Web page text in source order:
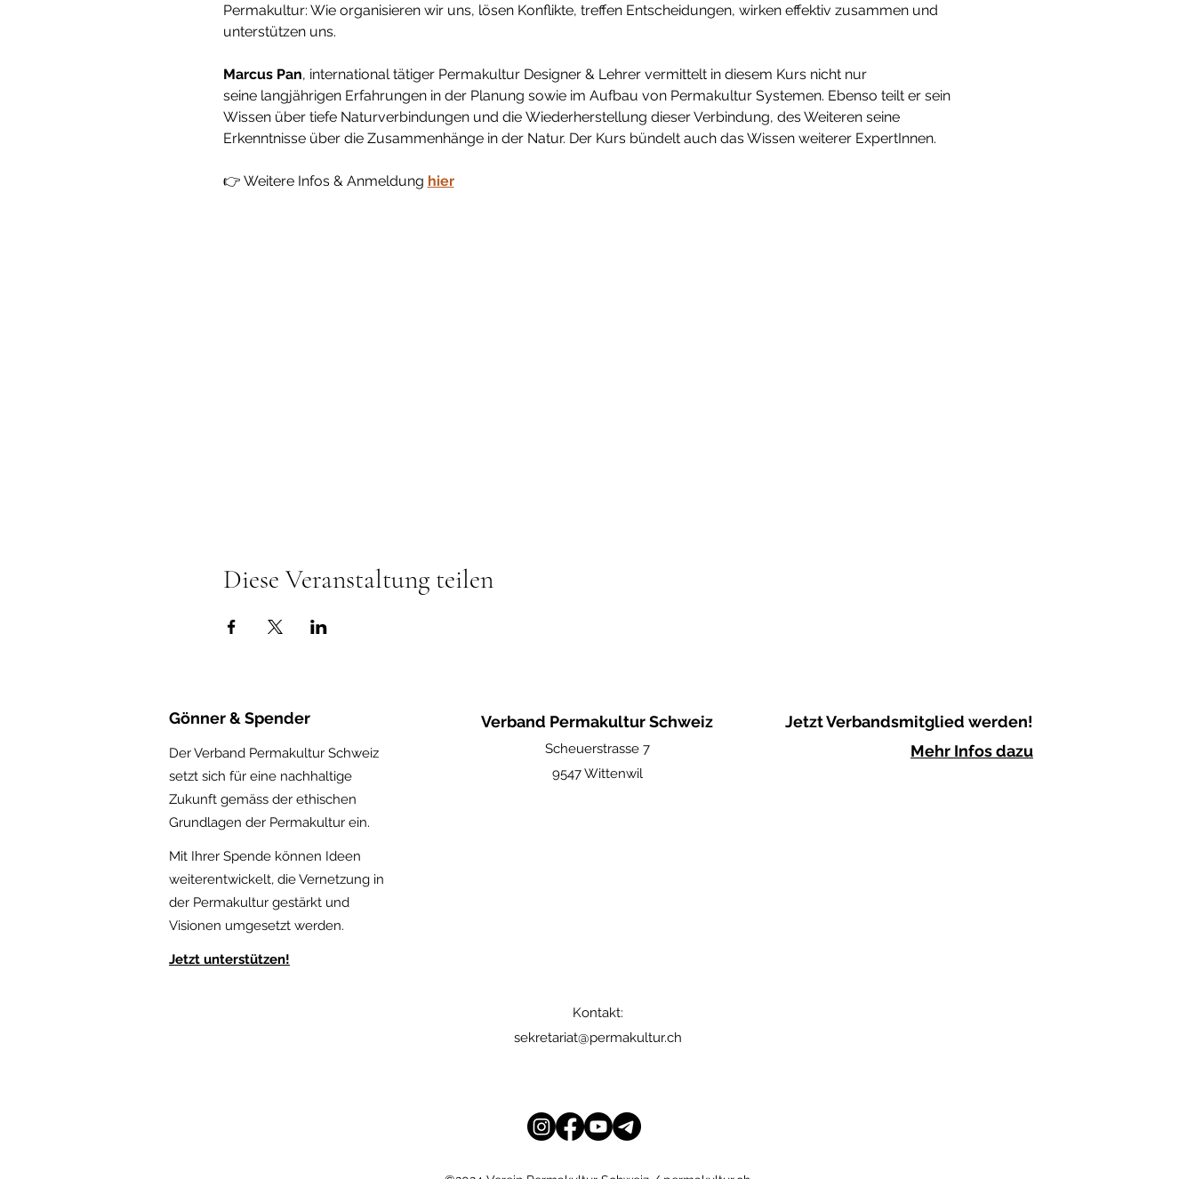
Permakultur: Wie organisieren wir uns, lösen Konflikte, treffen Entscheidungen, wirken effektiv zusammen und
unterstützen uns.
Marcus Pan, international tätiger Permakultur Designer & Lehrer vermittelt in diesem Kurs nicht nur
seine langjährigen Erfahrungen in der Planung sowie im Aufbau von Permakultur Systemen. Ebenso teilt er sein
Wissen über tiefe Naturverbindungen und die Wiederherstellung dieser Verbindung, des Weiteren seine
Erkenntnisse über die Zusammenhänge in der Natur. Der Kurs bündelt auch das Wissen weiterer ExpertInnen.
👉 Weitere Infos & Anmeldung hier
Diese Veranstaltung teilen
Gönner & Spender
Der Verband Permakultur Schweiz
setzt sich für eine nachhaltige
Zukunft gemäss der ethischen
Grundlagen der Permakultur ein.
Mit Ihrer Spende können Ideen
weiterentwickelt, die Vernetzung in
der Permakultur gestärkt und
Visionen umgesetzt werden.
Jetzt unterstützen!
Verband Permakultur Schweiz
Scheuerstrasse 7
9547 Wittenwil
Jetzt Verbandsmitglied werden!
Mehr Infos dazu
Kontakt:
sekretariat@permakultur.ch